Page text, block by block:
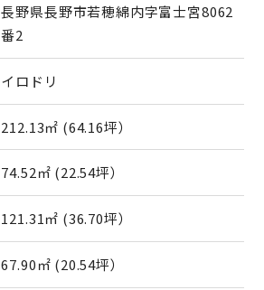
長野県長野市若穂綿内字富士宮8062
番2
イロドリ
212.13㎡ (64.16坪）
74.52㎡ (22.54坪）
121.31㎡ (36.70坪）
67.90㎡ (20.54坪）